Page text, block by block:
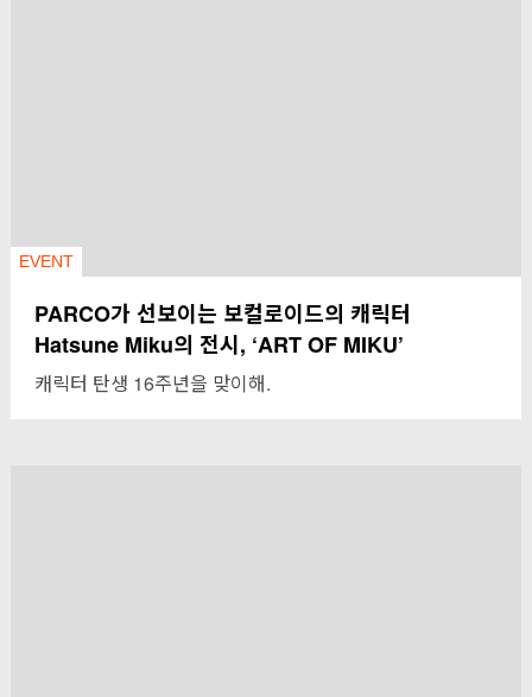
EVENT
PARCO가 선보이는 보컬로이드의 캐릭터
Hatsune Miku의 전시, ‘ART OF MIKU’
캐릭터 탄생 16주년을 맞이해.